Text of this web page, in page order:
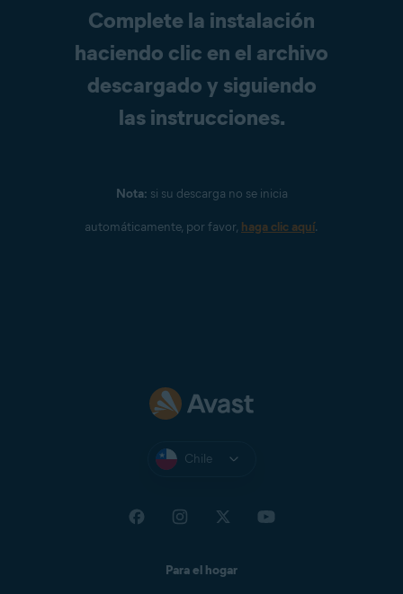
Complete la instalación
haciendo clic en el archivo
descargado y siguiendo
las instrucciones.
Nota: si su descarga no se inicia
automáticamente, por favor, haga clic aquí.
Chile
Para el hogar